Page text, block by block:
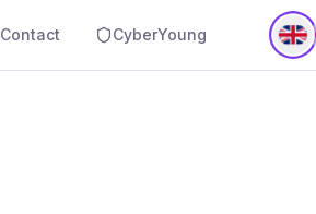
Contact CyberYoung